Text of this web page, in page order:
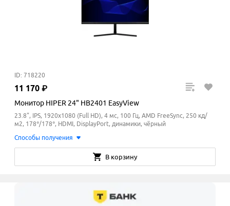
ID: 718220
11 170 ₽
Монитор HIPER 24" HB2401 EasyView
23.8", IPS, 1920x1080 (Full HD), 4 мс, 100 Гц, AMD FreeSync, 250 кд/
м2, 178°/178°, HDMI, DisplayPort, динамики, чёрный
Способы получения
В корзину